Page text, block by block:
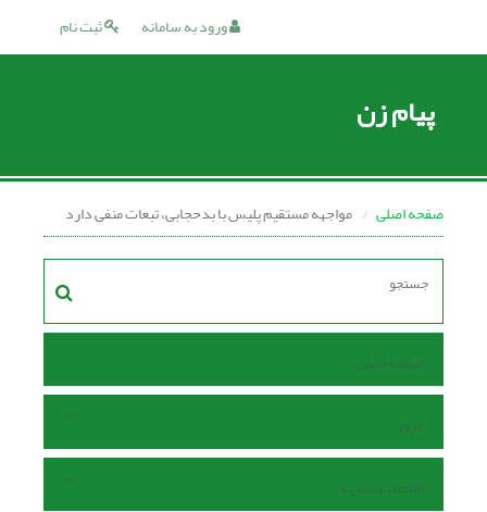
ثبت نام ورود به سامانه
پیام زن
صفحه اصلی مواجهه مستقیم پلیس با بدحجابی، تبعات منفی دارد
صفحه اصلی
مرور
اطلاعات نشریه